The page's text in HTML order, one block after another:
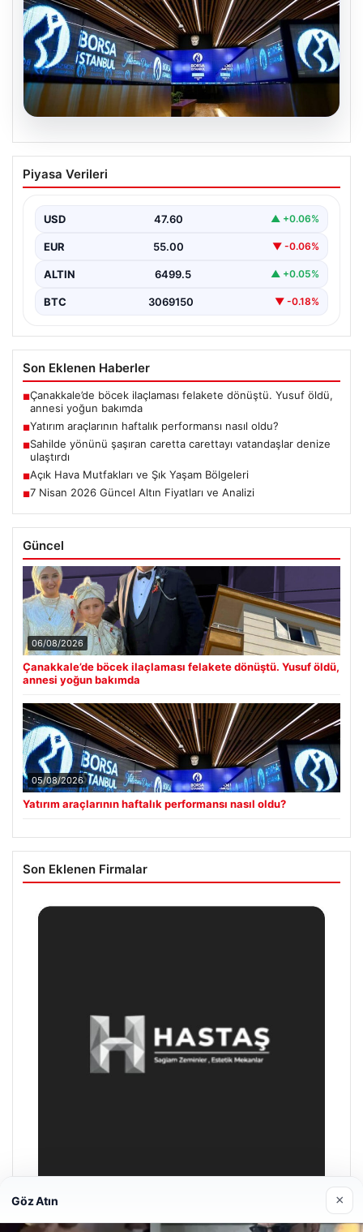
Yatırım araçlarının haftalık performansı
nasıl oldu?
Piyasa Verileri
USD 47.60 ▲ +0.06%
EUR 55.00 ▼ -0.06%
ALTIN 6499.5 ▲ +0.05%
BTC 3069150 ▼ -0.18%
Son Eklenen Haberler
■Çanakkale’de böcek ilaçlaması felakete dönüştü. Yusuf öldü,
annesi yoğun bakımda
■Yatırım araçlarının haftalık performansı nasıl oldu?
■Sahilde yönünü şaşıran caretta carettayı vatandaşlar denize
ulaştırdı
■Açık Hava Mutfakları ve Şık Yaşam Bölgeleri
■7 Nisan 2026 Güncel Altın Fiyatları ve Analizi
Güncel
06/08/2026
Çanakkale’de böcek ilaçlaması felakete dönüştü. Yusuf öldü,
annesi yoğun bakımda
05/08/2026
Yatırım araçlarının haftalık performansı nasıl oldu?
Son Eklenen Firmalar
Prenses Night Club
Göz Atın ×